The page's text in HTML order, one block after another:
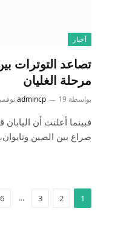
أخبار
تصاعد التوترات
مرحلة الغليان
بواسطة admincp 19 نوفمبر، 2025
فبينما أعلنت أن
صراع بين الصين
1
2
3
…
6